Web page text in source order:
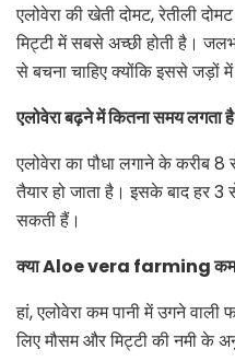
एलोवेरा की खेती दोमट, रेतीली
मिट्टी में सबसे अच्छी होती है।
से बचना चाहिए क्योंकि इससे जड़ों
एलोवेरा बढ़ने में कितना समय लगता
एलोवेरा का पौधा लगाने के करीब
तैयार हो जाता है। इसके बाद हर 3
सकती हैं।
क्या Aloe vera farming कम
हां, एलोवेरा कम पानी में उगने
लिए मौसम और मिट्टी की नमी के